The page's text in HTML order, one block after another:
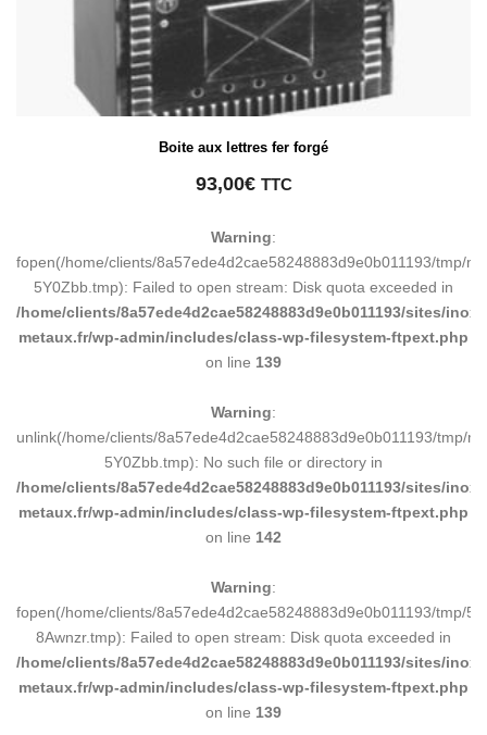
Boite aux lettres fer forgé
93,00€ TTC
Warning:
fopen(/home/clients/8a57ede4d2cae58248883d9e0b011193/tmp/
5Y0Zbb.tmp): Failed to open stream: Disk quota exceeded in
/home/clients/8a57ede4d2cae58248883d9e0b011193/sites/inox-
metaux.fr/wp-admin/includes/class-wp-filesystem-ftpext.php
on line 139
Warning:
unlink(/home/clients/8a57ede4d2cae58248883d9e0b011193/tmp/
5Y0Zbb.tmp): No such file or directory in
/home/clients/8a57ede4d2cae58248883d9e0b011193/sites/inox-
metaux.fr/wp-admin/includes/class-wp-filesystem-ftpext.php
on line 142
Warning:
fopen(/home/clients/8a57ede4d2cae58248883d9e0b011193/tmp/
8Awnzr.tmp): Failed to open stream: Disk quota exceeded in
/home/clients/8a57ede4d2cae58248883d9e0b011193/sites/inox-
metaux.fr/wp-admin/includes/class-wp-filesystem-ftpext.php
on line 139